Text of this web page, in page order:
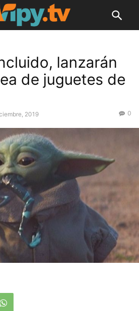
lanzarán
de juguetes de
2019 0